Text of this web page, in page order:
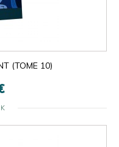
(TOME 10)